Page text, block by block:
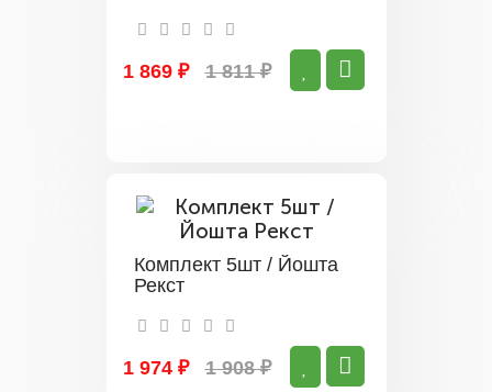
1 869 ₽ 1 811 ₽
Комплект 5шт / Йошта
Рекст
1 974 ₽ 1 908 ₽